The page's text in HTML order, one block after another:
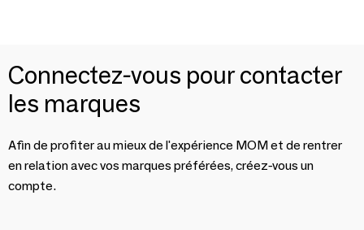
Connectez-vous pour contacter
les marques
Afin de profiter au mieux de l'expérience MOM et de rentrer
en relation avec vos marques préférées, créez-vous un
compte.